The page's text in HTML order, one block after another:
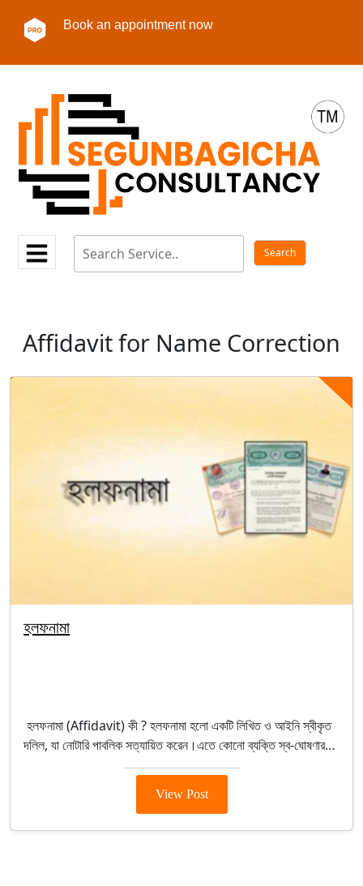
Book an appointment now
Affidavit for Name Correction
হলফনামা
হলফনামা (Affidavit) কী ? হলফনামা হলো একটি লিখিত ও আইনি স্বীকৃত
দলিল, যা নোটারি পাবলিক সত্যায়িত করেন।এতে কোনো ব্যক্তি স্ব-ঘোষণার…
View Post